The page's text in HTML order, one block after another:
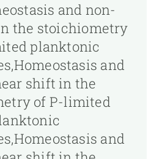
and non-
the stoichiometry
planktonic
and
shift in the
of P-limited
and